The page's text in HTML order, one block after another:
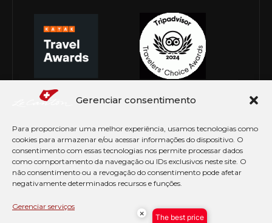
Gerenciar consentimento
Para proporcionar uma melhor experiência, usamos tecnologias como
cookies para armazenar e/ou acessar informações do dispositivo. O
consentimento com essas tecnologias nos permite processar dados
como comportamento da navegação ou IDs exclusivos neste site. O
não consentimento ou a revogação do consentimento pode afetar
negativamente determinados recursos e funções.
Gerenciar serviços
© Copyright 2026 Le Canton. Todos os direitos
× The best price